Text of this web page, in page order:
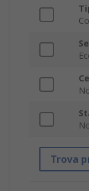
Trova